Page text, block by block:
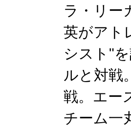
ラ・リー
英がアト
シスト"
ルと対戦
戦。エー
チーム一